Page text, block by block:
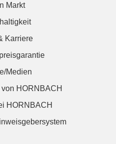
Markt
Karriere
Medien
HORNBACH
HORNBACH